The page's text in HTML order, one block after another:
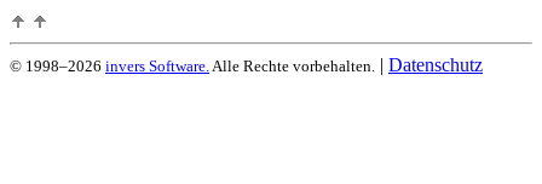
© 1998–2026 invers Software. Alle Rechte vorbehalten. | Datenschutz